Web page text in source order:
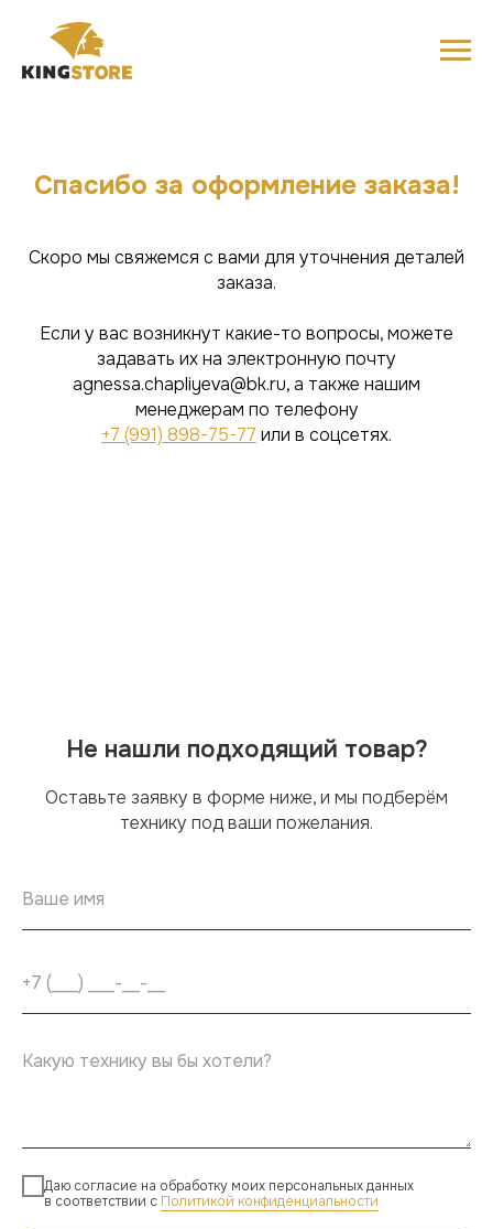
Спасибо за оформление заказа!
Скоро мы свяжемся с вами для уточнения деталей
заказа.
Если у вас возникнут какие-то вопросы, можете
задавать их на электронную почту
agnessa.chapliyeva@bk.ru, а также нашим
менеджерам по телефону
+7 (991) 898-75-77 или в соцсетях.
Не нашли подходящий товар?
Оставьте заявку в форме ниже, и мы подберём
технику под ваши пожелания.
Даю согласие на обработку моих персональных данных
в соответствии с Политикой конфиденциальности